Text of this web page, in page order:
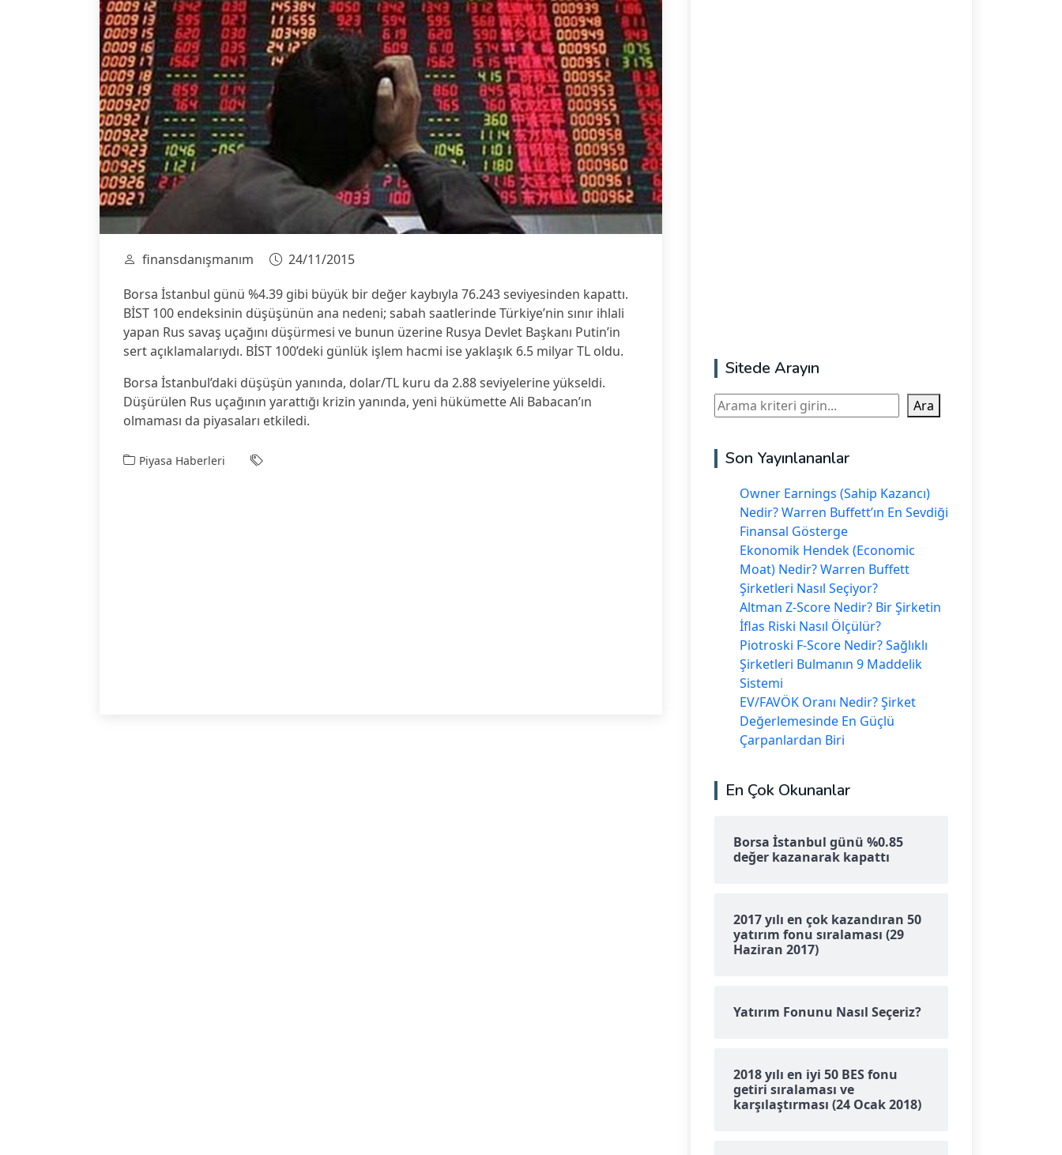
finansdanışmanım
24/11/2015
Borsa İstanbul günü %4.39 gibi büyük bir değer kaybıyla 76.243 seviyesinden kapattı.
BİST 100 endeksinin düşüşünün ana nedeni; sabah saatlerinde Türkiye’nin sınır ihlali
yapan Rus savaş uçağını düşürmesi ve bunun üzerine Rusya Devlet Başkanı Putin’in
sert açıklamalarıydı. BİST 100’deki günlük işlem hacmi ise yaklaşık 6.5 milyar TL oldu.
Borsa İstanbul’daki düşüşün yanında, dolar/TL kuru da 2.88 seviyelerine yükseldi.
Düşürülen Rus uçağının yarattığı krizin yanında, yeni hükümette Ali Babacan’ın
olmaması da piyasaları etkiledi.
Piyasa Haberleri
Sitede Arayın
Ara Ara
Son Yayınlananlar
Owner Earnings (Sahip Kazancı)
Nedir? Warren Buffett’ın En Sevdiği
Finansal Gösterge
Ekonomik Hendek (Economic
Moat) Nedir? Warren Buffett
Şirketleri Nasıl Seçiyor?
Altman Z-Score Nedir? Bir Şirketin
İflas Riski Nasıl Ölçülür?
Piotroski F-Score Nedir? Sağlıklı
Şirketleri Bulmanın 9 Maddelik
Sistemi
EV/FAVÖK Oranı Nedir? Şirket
Değerlemesinde En Güçlü
Çarpanlardan Biri
En Çok Okunanlar
Borsa İstanbul günü %0.85
değer kazanarak kapattı
2017 yılı en çok kazandıran 50
yatırım fonu sıralaması (29
Haziran 2017)
Yatırım Fonunu Nasıl Seçeriz?
2018 yılı en iyi 50 BES fonu
getiri sıralaması ve
karşılaştırması (24 Ocak 2018)